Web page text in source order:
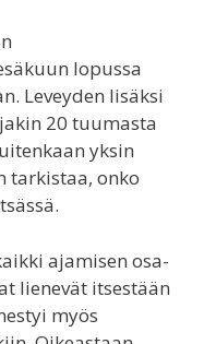
lopussa
Leveyden lisäksi
20 tuumasta
yksin
tarkistaa, onko
ajamisen osa-
lienevät itsestään
myös